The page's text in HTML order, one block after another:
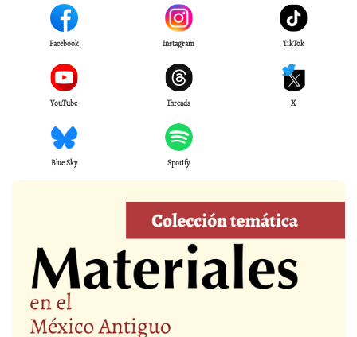
Facebook Instagram TikTok
YouTube Threads X
Blue Sky Spotify